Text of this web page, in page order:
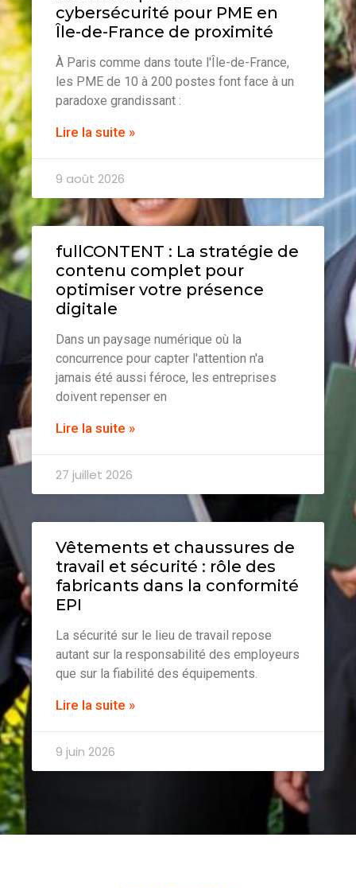
cybersécurité pour PME en
Île-de-France de proximité
À Paris comme dans toute l'Île-de-France,
les PME de 10 à 200 postes font face à un
paradoxe grandissant :
Lire la suite »
9 août 2026
fullCONTENT : La stratégie de
contenu complet pour
optimiser votre présence
digitale
Dans un paysage numérique où la
concurrence pour capter l'attention n'a
jamais été aussi féroce, les entreprises
doivent repenser en
Lire la suite »
27 juillet 2026
Vêtements et chaussures de
travail et sécurité : rôle des
fabricants dans la conformité
EPI
La sécurité sur le lieu de travail repose
autant sur la responsabilité des employeurs
que sur la fiabilité des équipements.
Lire la suite »
9 juin 2026